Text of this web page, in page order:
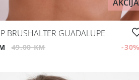
AKCIJA
BRUSHALTER GUADALUPE
49.00 KM -30